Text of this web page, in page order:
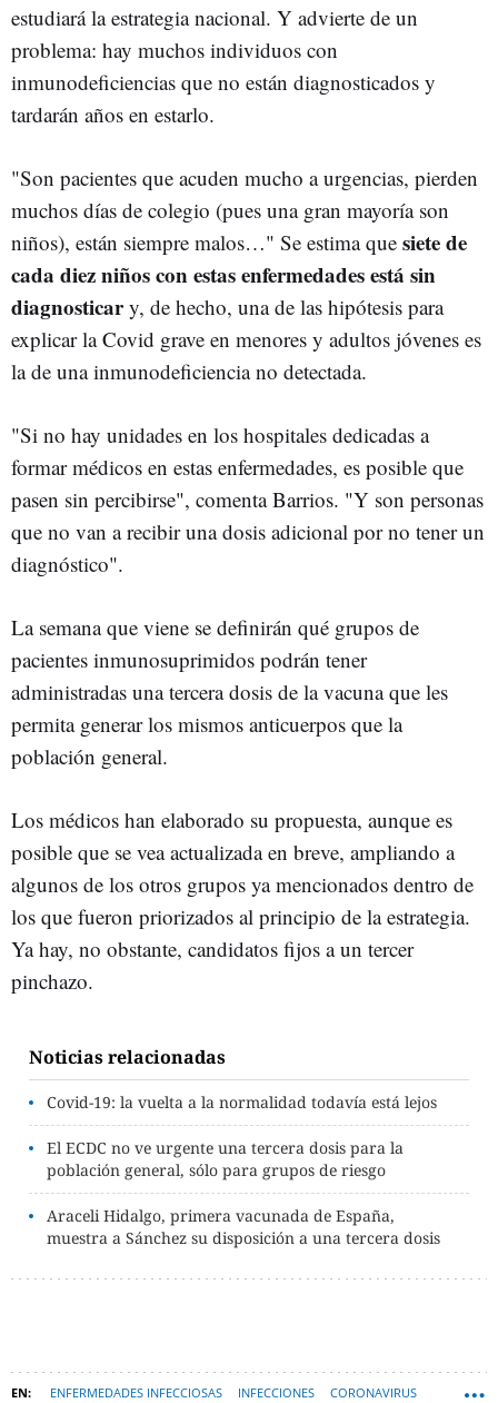
estudiará la estrategia nacional. Y advierte de un
problema: hay muchos individuos con
inmunodeficiencias que no están diagnosticados y
tardarán años en estarlo.
"Son pacientes que acuden mucho a urgencias, pierden
muchos días de colegio (pues una gran mayoría son
niños), están siempre malos…" Se estima que siete de
cada diez niños con estas enfermedades está sin
diagnosticary, de hecho, una de las hipótesis para
explicar la Covid grave en menores y adultos jóvenes es
la de una inmunodeficiencia no detectada.
"Si no hay unidades en los hospitales dedicadas a
formar médicos en estas enfermedades, es posible que
pasen sin percibirse", comenta Barrios. "Y son personas
que no van a recibir una dosis adicional por no tener un
diagnóstico".
La semana que viene se definirán qué grupos de
pacientes inmunosuprimidos podrán tener
administradas una tercera dosis de la vacuna que les
permita generar los mismos anticuerpos que la
población general.
Los médicos han elaborado su propuesta, aunque es
posible que se vea actualizada en breve, ampliando a
algunos de los otros grupos ya mencionados dentro de
los que fueron priorizados al principio de la estrategia.
Ya hay, no obstante, candidatos fijos a un tercer
pinchazo.
Noticias relacionadas
Covid-19: la vuelta a la normalidad todavía está lejos
El ECDC no ve urgente una tercera dosis para la
población general, sólo para grupos de riesgo
Araceli Hidalgo, primera vacunada de España,
muestra a Sánchez su disposición a una tercera dosis
ENFERMEDADES INFECCIOSAS INFECCIONES CORONAVIRUS